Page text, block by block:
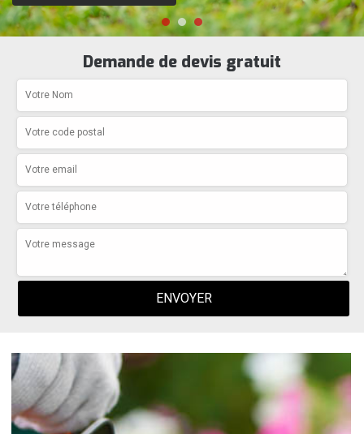
Demande de devis gratuit